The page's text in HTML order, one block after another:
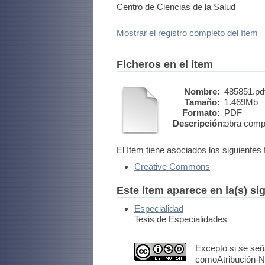
Centro de Ciencias de la Salud
Mostrar el registro completo del ítem
Ficheros en el ítem
Nombre:
Tamaño: 1.469Mb
Formato: PDF
Descripción:obra
El ítem tiene asociados los siguientes
Creative Commons
Este ítem aparece en la(s)
Especialidad
Tesis de Especialidades
Excepto si se
comoAtribución-